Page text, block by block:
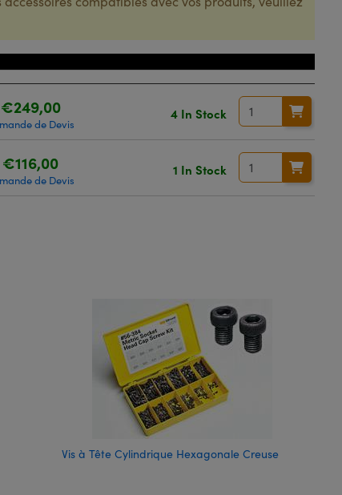
€249,00
de Devis
4 In Stock
€116,00
de Devis
1 In Stock
Vis à Tête Cylindrique Hexagonale Creuse